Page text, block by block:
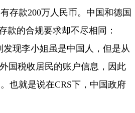
存款200万人民币。中国和德国
款的合规要求却不尽相同：
现李小姐虽是中国人，但是从
国税收居民的账户信息，因此
也就是说在CRS下，中国政府